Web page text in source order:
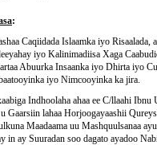
:
Caqiidada Islaamka iyo
iyo Kalinimadiisa Xaga
Abuurka Insaanka iyo Dhirta iyo
iyo Nimcooyinka ka jira.
Indhoolaha ahaa ee C/llaahi
Gaarsiin lahaa Horjoogayaashii
Maadaama uu Mashquulsanaa
in ay Suuradan soo dagato ayadoo